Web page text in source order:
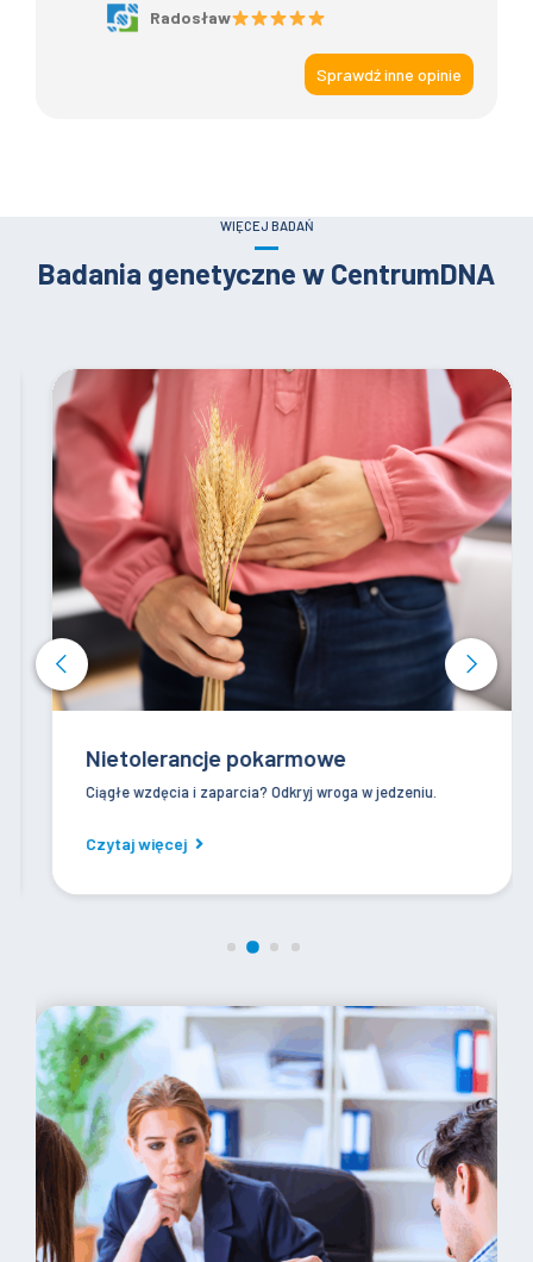
Radosław
Sprawdź inne opinie
WIĘCEJ BADAŃ
Badania genetyczne w CentrumDNA
Nietolerancje pokarmowe
Ciągłe wzdęcia i zaparcia? Odkryj wroga w jedzeniu.
Czytaj więcej